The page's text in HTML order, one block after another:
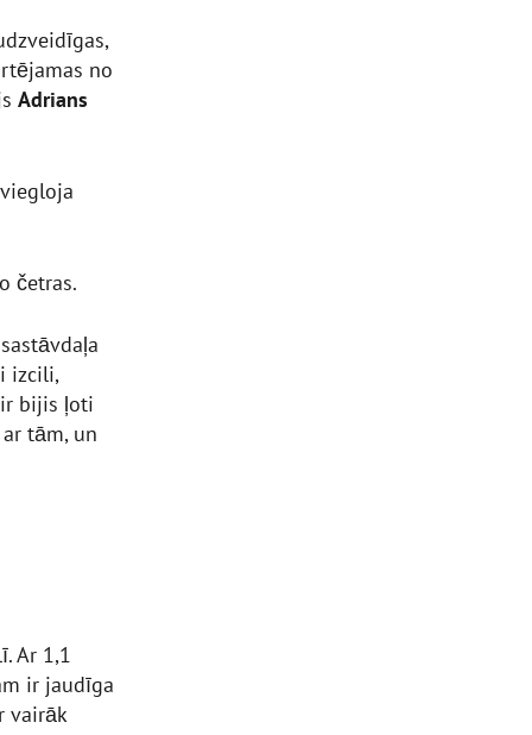
no
Adrians
četras.
izcili,
bijis ļoti
tām, un
Ar 1,1
ir jaudīga
vairāk